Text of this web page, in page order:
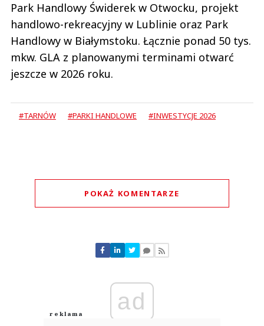
Park Handlowy Świderek w Otwocku, projekt
handlowo-rekreacyjny w Lublinie oraz Park
Handlowy w Białymstoku. Łącznie ponad 50 tys.
mkw. GLA z planowanymi terminami otwarć
jeszcze w 2026 roku.
#TARNÓW #PARKI HANDLOWE #INWESTYCJE 2026
POKAŻ KOMENTARZE
Zygmunt
06.08.2026 / 06:27
ad